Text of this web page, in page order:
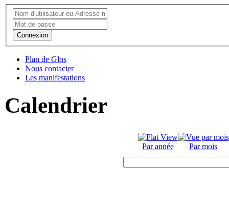
Connexion
Plan de Glos
Nous contacter
Les manifestations
Calendrier
Par année Par mois